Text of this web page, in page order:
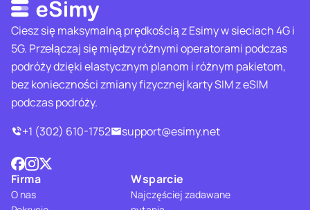
Ciesz się maksymalną prędkością z Esimy w sieciach 4G i
5G. Przełączaj się między różnymi operatorami podczas
podróży dzięki elastycznym planom i różnym pakietom,
bez konieczności zmiany fizycznej karty SIM z eSIM
podczas podróży.
+1 (302) 610-1752
support@esimy.net
Firma
O nas
Wsparcie
Najczęściej zadawane